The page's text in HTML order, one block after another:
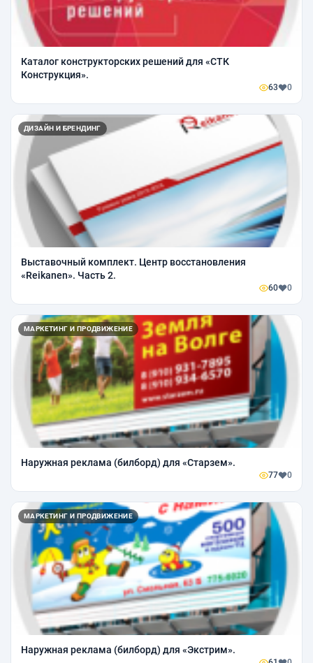
Каталог конструкторских решений для «СТК
Конструкция».
63 0
ДИЗАЙН И БРЕНДИНГ
Выставочный комплект. Центр восстановления
«Reikanen». Часть 2.
60 0
МАРКЕТИНГ И ПРОДВИЖЕНИЕ
Наружная реклама (билборд) для «Старзем».
77 0
МАРКЕТИНГ И ПРОДВИЖЕНИЕ
Наружная реклама (билборд) для «Экстрим».